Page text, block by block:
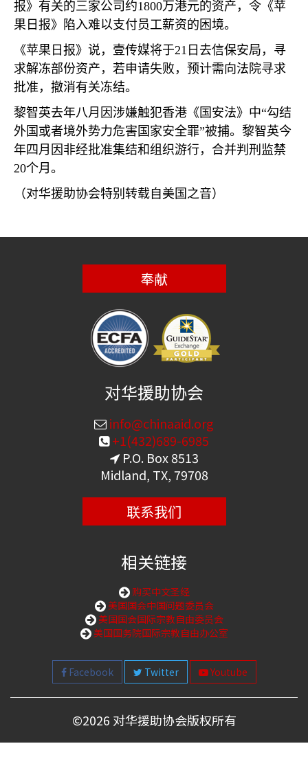
报》有关的三家公司约1800万港元的资产，令《苹
果日报》陷入难以支付员工薪资的困境。
《苹果日报》说，壹传媒将于21 日去信保安局，寻
求解冻部份资产，若申请失败，预计需向法院寻求
批准，撤消有关冻结。
黎智英去年八月因涉嫌触犯香港《国安法》中“勾结
外国或者境外势力危害国家安全罪”被捕。黎智英今
年四月因非经批准集结和组织游行，合并判刑监禁
20个月。
（对华援助协会特别转载自美国之音）
奉献
对华援助协会
info@chinaaid.org
+1(432)689-6985
P.O. Box 8513
Midland, TX, 79708
联系我们
相关链接
购买中文圣经
美国国会中国问题委员会
美国国会国际宗教自由委员会
美国国务院国际宗教自由办公室
Facebook Twitter Youtube
©2026 对华援助协会版权所有